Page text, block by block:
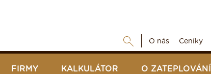
O nás Ceníky
FIRMY KALKULÁTOR O ZATEPLOVÁNÍ